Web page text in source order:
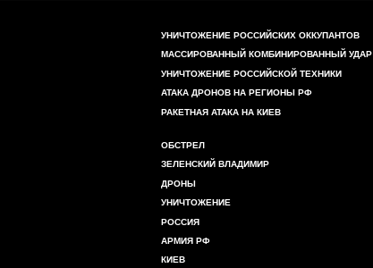
УНИЧТОЖЕНИЕ РОССИЙСКИХ ОККУПАНТОВ
МАССИРОВАННЫЙ КОМБИНИРОВАННЫЙ УДАР
УНИЧТОЖЕНИЕ РОССИЙСКОЙ ТЕХНИКИ
АТАКА ДРОНОВ НА РЕГИОНЫ РФ
РАКЕТНАЯ АТАКА НА КИЕВ
ОБСТРЕЛ
ЗЕЛЕНСКИЙ ВЛАДИМИР
ДРОНЫ
УНИЧТОЖЕНИЕ
РОССИЯ
АРМИЯ РФ
КИЕВ